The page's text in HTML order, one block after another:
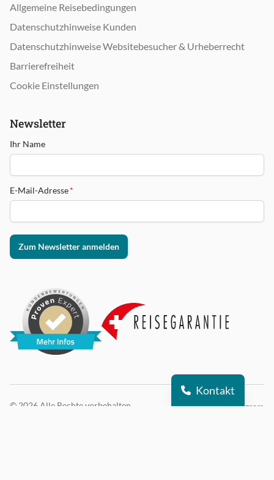
Kontakt
Allgemeine Reisebedingungen
Datenschutzhinweise Kunden
Datenschutzhinweise Websitebesucher & Urheberrecht
Barrierefreiheit
Cookie Einstellungen
Newsletter
Ihr Name
E-Mail-Adresse*
Zum Newsletter anmelden
© 2026 Alle Rechte vorbehalten DSI auf Instagram